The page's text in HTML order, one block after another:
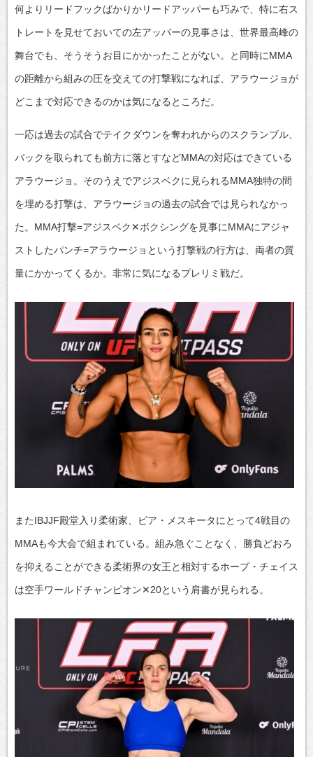
何よりリードフックばかりかリードアッパーも巧みで、特に右ス
トレートを見せておいての左アッパーの見事さは、世界最高峰の
舞台でも、そうそうお目にかかったことがない。と同時にMMA
の距離から組みの圧を交えての打撃戦になれば、アラウージョが
どこまで対応できるのかは気になるところだ。
一応は過去の試合でテイクダウンを奪われからのスクランブル、
バックを取られても前方に落とすなどMMAの対応はできている
アラウージョ。そのうえでアジスベクに見られるMMA独特の間
を埋める打撃は、アラウージョの過去の試合では見られなかっ
た。MMA打撃=アジスベク✕ボクシングを見事にMMAにアジャ
ストしたパンチ=アラウージョという打撃戦の行方は、両者の質
量にかかってくるか。非常に気になるプレリミ戦だ。
またIBJJF殿堂入り柔術家、ビア・メスキータにとって4戦目の
MMAも今大会で組まれている。組み急ぐことなく、勝負どおろ
を抑えることができる柔術界の女王と相対するホープ・チェイス
は空手ワールドチャンピオン✕20という肩書が見られる。